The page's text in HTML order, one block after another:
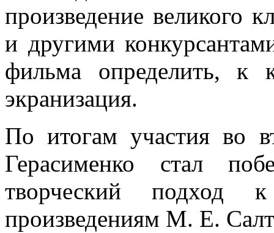
произведение великого
и другими
фильма определить, к
экранизация.
По итогам участия во
Герасименко стал
творческий подход
произведениям М. Е.